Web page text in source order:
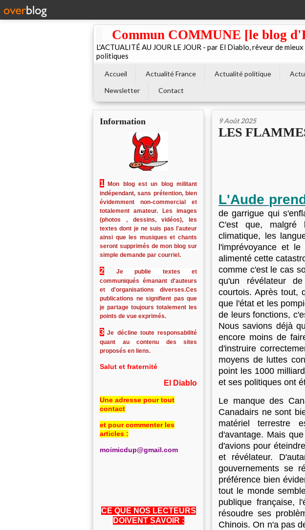
Commun COMMUNE [le blog
L'ACTUALITÉ AU JOUR LE JOUR - par El Diablo, rêveur de
politiques
Accueil Actualité France Actualité politique
Newsletter
Contact
Information
1
Mon blog est un blog militant
indépendant, sans prétention, bien
évidemment non-commercial et
totalement amateur. Les images
(photos , dessins, vidéos), les
textes dont je ne suis pas l'auteur
ainsi que les musiques et chants
seront supprimés de mon blog sur
simple demande par courriel.
2
Je publie textes et
communiqués émanant d'auteurs
et d'organisations diverses.Ces
publications ne signifient pas que
je partage toujours totalement les
points de vue exprimés.
3 Je décline toute responsabilité
quant au contenu des sites
proposés en liens.
Salut et fraternité
El Diablo
Une adresse pour tout
contact
et pour commenter les
articles :
moimicdup@gmail.com
CE QUE NOS LECTEURS
DOIVENT SAVOIR :
9 Août 2025
LES
L'Aude
de garrigue qui
C'est que, malgré
climatique, les
l'imprévoyance et
alimenté cette
comme c'est le cas
qu'un révélateur
courtois. Après tout,
que l'état et les
de leurs fonctions,
Nous savions déjà
encore moins de
d'instruire
moyens de luttes
point les 1000
et ses politiques ont
Le manque des
Canadairs ne sont
matériel terrestre
d'avantage. Mais
d'avions pour
et révélateur.
gouvernements se
préférence bien
tout le monde
publique française,
résoudre ses
Chinois. On n'a pas